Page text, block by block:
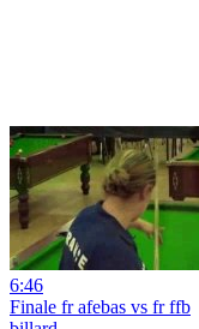
6:46
Finale fr afebas vs fr ffb